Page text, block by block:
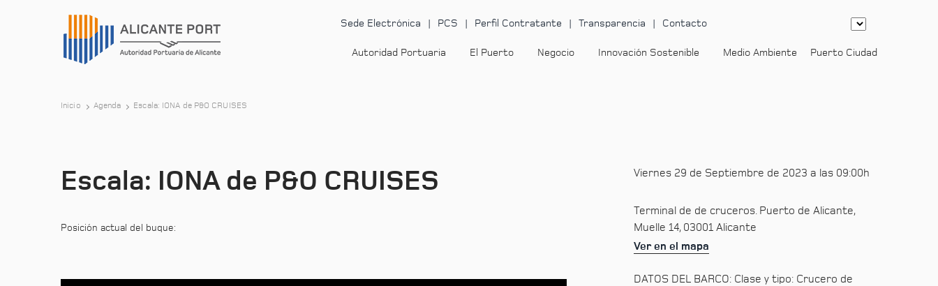
Sede Electrónica PCS Perfil Contratante Transparencia Contacto
Autoridad Portuaria El Puerto Negocio Innovación Sostenible Medio Ambiente Puerto Ciudad
Inicio Agenda Escala: IONA de P&O CRUISES
Escala: IONA de P&O CRUISES
Posición actual del buque:
Viernes 29 de Septiembre de 2023 a las 09:00h
Terminal de de cruceros. Puerto de Alicante,
Muelle 14, 03001 Alicante
Ver en el mapa
DATOS DEL BARCO: Clase y tipo: Crucero de